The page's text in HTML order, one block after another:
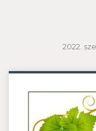
2022.